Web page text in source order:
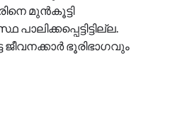
മുൻകൂട്ടി
ജീവനക്കാർ ഭൂരിഭാഗവും